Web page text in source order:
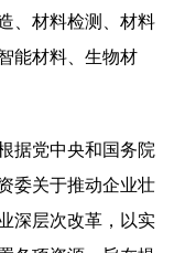
、材料检测、材料
能材料、生物材
据党中央和国务院
委关于推动企业壮
深层次改革，以实